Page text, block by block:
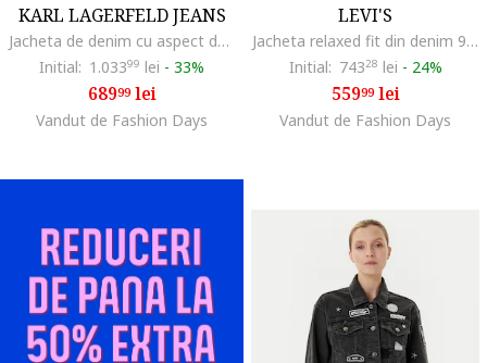
KARL LAGERFELD JEANS
Jacheta de denim cu aspect decolorat, Gri inchis
Initial: 1.03399 lei - 33%
68999lei
Vandut de Fashion Days
LEVI'S
Jacheta relaxed fit din denim 90's Trucker, Rosu/Gri deschis/Albastru inchis
Initial: 74328 lei - 24%
55999lei
Vandut de Fashion Days